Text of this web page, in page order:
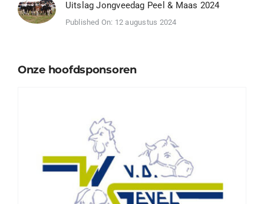
Uitslag Jongveedag Peel & Maas 2024
Published On: 12 augustus 2024
Onze hoofdsponsoren